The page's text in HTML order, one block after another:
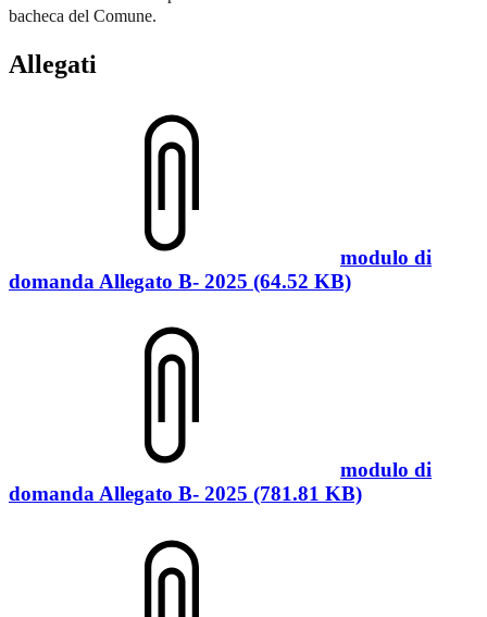
bacheca del Comune.
Allegati
modulo di
domanda Allegato B- 2025 (64.52 KB)
modulo di
domanda Allegato B- 2025 (781.81 KB)